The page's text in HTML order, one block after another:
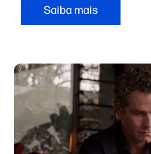
Saiba mais